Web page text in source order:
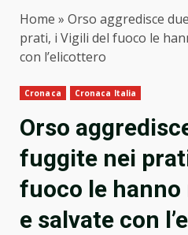
Home » Orso aggredisce
prati, i Vigili del fuoco le
con l’elicottero
Cronaca Cronaca Italia
Orso
fuggite nei
fuoco le
e salvate con